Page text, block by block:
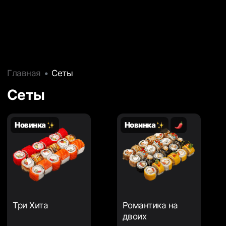
Главная Сеты
Сеты
Новинка
Три Хита
Новинка
Романтика на
двоих